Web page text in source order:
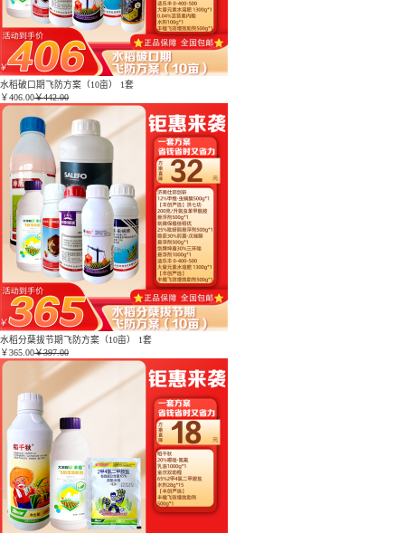
水稻破口期飞防方案（10亩） 1套
￥406.00￥442.00
水稻分蘖拔节期飞防方案（10亩） 1套
￥365.00￥397.00